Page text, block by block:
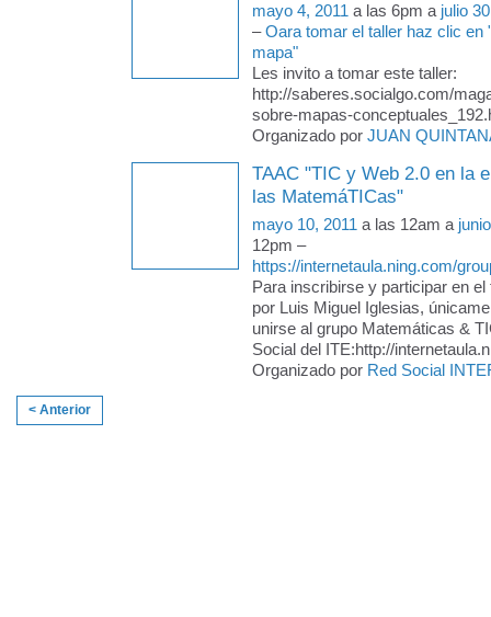
mayo 4, 2011 a las 6pm a julio
–Oara tomar el taller haz clic en
mapa"
Les invito a tomar este taller:
http://saberes.socialgo.com/
sobre-mapas-
Organizado por JUAN
TAAC "TIC y Web 2.0 en la
las MatemáTICas"
mayo 10, 2011 a las 12am a
12pm –
https://internetaula.ning.com/
Para inscribirse y participar en el
por Luis Miguel Iglesias,
unirse al grupo Matemáticas &
Social del ITE:http://
Organizado por Red Social
< Anterior